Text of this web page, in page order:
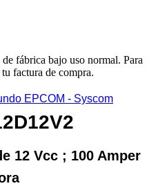
fábrica bajo uso normal. Para
factura de compra.
12 Vcc ; 100 Amper